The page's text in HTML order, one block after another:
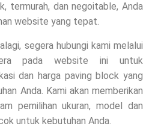
termurah, dan negoitable, Anda
website yang tepat.
segera hubungi kami melalui
pada website ini untuk
dan harga paving block yang
Anda. Kami akan memberikan
pemilihan ukuran, model dan
untuk kebutuhan Anda.